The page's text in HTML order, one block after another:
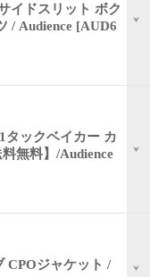
イドスリット ボク
/ Audience [AUD6
タックベイカー カ
無料】/Audience
CPOジャケット /